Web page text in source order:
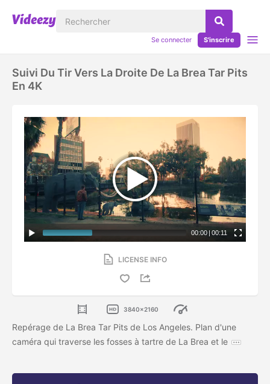
Se connecter S'inscrire
Suivi Du Tir Vers La Droite De La Brea Tar Pits
En 4K
00:00 | 00:11
LICENSE INFO
3840x2160
Repérage de La Brea Tar Pits de Los Angeles. Plan d'une
caméra qui traverse les fosses à tartre de La Brea et le